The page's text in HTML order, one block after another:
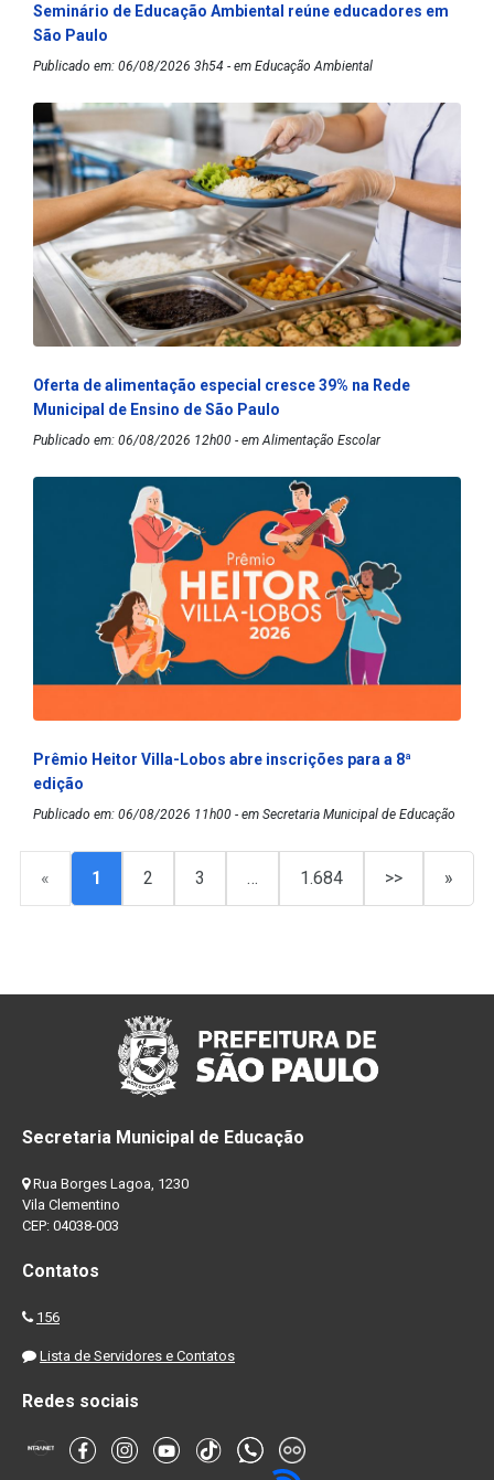
Seminário de Educação Ambiental reúne educadores em
São Paulo
Publicado em: 06/08/2026 3h54 - em Educação Ambiental
Oferta de alimentação especial cresce 39% na Rede
Municipal de Ensino de São Paulo
Publicado em: 06/08/2026 12h00 - em Alimentação Escolar
Prêmio Heitor Villa-Lobos abre inscrições para a 8ª
edição
Publicado em: 06/08/2026 11h00 - em Secretaria Municipal de Educação
« 1 2 3 … 1.684 >> »
Secretaria Municipal de Educação
Rua Borges Lagoa, 1230
Vila Clementino
CEP: 04038-003
Contatos
156
Lista de Servidores e Contatos
Redes sociais